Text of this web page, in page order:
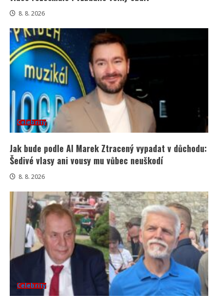
8. 8. 2026
Celebrity
Jak bude podle AI Marek Ztracený vypadat v důchodu:
Šedivé vlasy ani vousy mu vůbec neuškodí
8. 8. 2026
Celebrity